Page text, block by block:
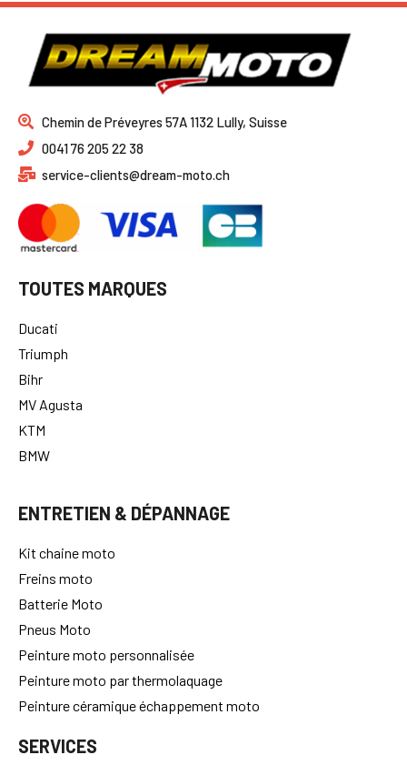
Chemin de Préveyres 57A 1132 Lully, Suisse
0041 76 205 22 38
service-clients@dream-moto.ch
TOUTES MARQUES
Ducati
Triumph
Bihr
MV Agusta
KTM
BMW
ENTRETIEN & DÉPANNAGE
Kit chaine moto
Freins moto
Batterie Moto
Pneus Moto
Peinture moto personnalisée
Peinture moto par thermolaquage
Peinture céramique échappement moto
SERVICES